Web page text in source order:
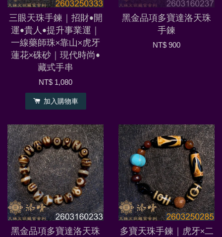
三眼天珠手鍊｜招財•開
運•貴人•提升事業運｜
一線藥師珠×靠山×虎牙
蓮花×硃砂｜現代時尚•
藏式手串
NT$ 1,080
加入購物車
黑金品項多寶達洛天珠
手鍊
NT$ 900
黑金品項多寶達洛天珠
多寶天珠手鍊｜虎牙×二